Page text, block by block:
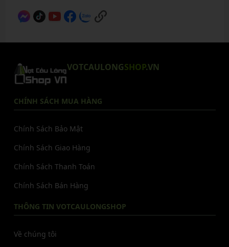
VOTCAULONGSHOP.VN
CHÍNH SÁCH MUA HÀNG
Chính Sách Bảo Mật
Chính Sách Giao Hàng
Chính Sách Thanh Toán
Chính Sách Bán Hàng
THÔNG TIN VOTCAULONGSHOP
Về chúng tôi